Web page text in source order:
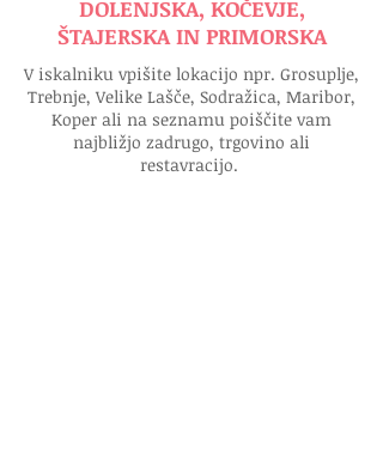
DOLENJSKA, KOČEVJE,
ŠTAJERSKA IN PRIMORSKA
V iskalniku vpišite lokacijo npr. Grosuplje,
Trebnje, Velike Lašče, Sodražica, Maribor,
Koper ali na seznamu poiščite vam
najbližjo zadrugo, trgovino ali
restavracijo.